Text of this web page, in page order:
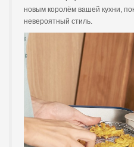
новым королём вашей кухни,
невероятный стиль.